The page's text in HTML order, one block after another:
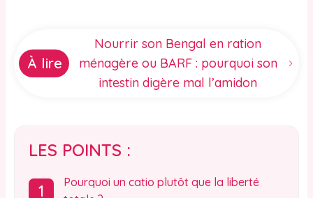
À lire
Nourrir son Bengal en ration
ménagère ou BARF : pourquoi son
intestin digère mal l’amidon
LES POINTS :
Pourquoi un catio plutôt que la liberté